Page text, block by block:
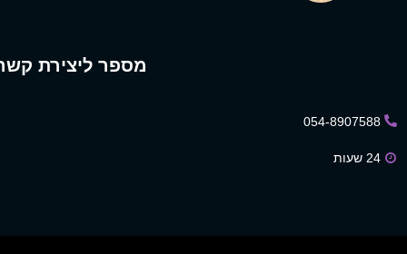
מספר ליצירת
054-8907588
24 שעות